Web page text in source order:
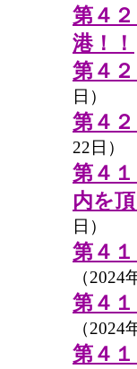
第４
港！！
第４
日）
第４
22日）
第４
内を
日）
第４
（2024
第４
（2024
第４